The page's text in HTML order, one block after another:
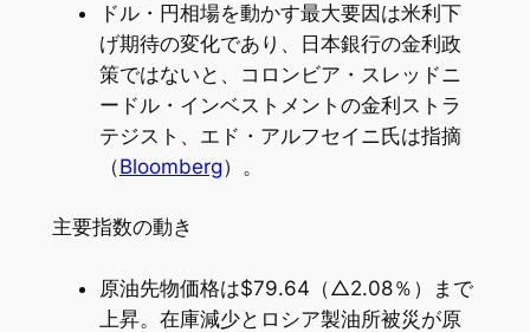
ドル・円相場を動かす最大要因は米利下
げ期待の変化であり、日本銀行の金利政
策ではないと、コロンビア・スレッドニ
ードル・インベストメントの金利ストラ
テジスト、エド・アルフセイニ氏は指摘
（Bloomberg）。
主要指数の動き
原油先物価格は$79.64（△2.08％）まで
上昇。在庫減少とロシア製油所被災が原